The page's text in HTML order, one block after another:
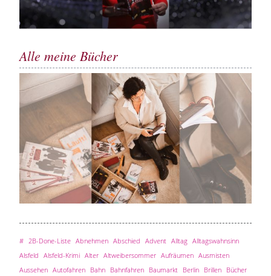
Alle meine Bücher
# 2B-Done-Liste Abnehmen Abschied Advent Alltag Alltagswahnsinn
Alsfeld Alsfeld-Krimi Alter Altweibersommer Aufräumen Ausmisten
Aussehen Autofahren Bahn Bahnfahren Baumarkt Berlin Brillen Bücher